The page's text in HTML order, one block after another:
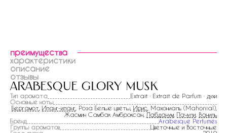
преимущества
характеристики
описание
отзывы
arabesque glory musk
Тип аромата
Extrait · Extrait de Parfum · духи
Основные ноты
Бергамот Иланг-иланг , Роза Белые цветы, Ирис , Махониаль (Mahonial),
Жасмин Самбак Амброксан, Лабданум Пачули Ваниль
Бренд
Arabesque Perfumes
Группы ароматов
Цветочные и Восточные